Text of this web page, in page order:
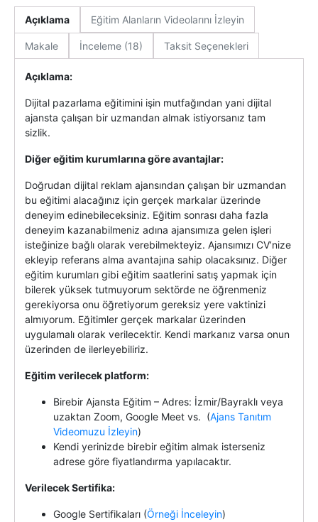
Açıklama Eğitim Alanların Videolarını İzleyin
Makale İnceleme (18) Taksit Seçenekleri
Açıklama:
Dijital pazarlama eğitimini işin mutfağından yani dijital
ajansta çalışan bir uzmandan almak istiyorsanız tam
sizlik.
Diğer eğitim kurumlarına göre avantajlar:
Doğrudan dijital reklam ajansından çalışan bir uzmandan
bu eğitimi alacağınız için gerçek markalar üzerinde
deneyim edinebileceksiniz. Eğitim sonrası daha fazla
deneyim kazanabilmeniz adına ajansımıza gelen işleri
isteğinize bağlı olarak verebilmekteyiz. Ajansımızı CV’nize
ekleyip referans alma avantajına sahip olacaksınız. Diğer
eğitim kurumları gibi eğitim saatlerini satış yapmak için
bilerek yüksek tutmuyorum sektörde ne öğrenmeniz
gerekiyorsa onu öğretiyorum gereksiz yere vaktinizi
almıyorum. Eğitimler gerçek markalar üzerinden
uygulamalı olarak verilecektir. Kendi markanız varsa onun
üzerinden de ilerleyebiliriz.
Eğitim verilecek platform:
Birebir Ajansta Eğitim – Adres: İzmir/Bayraklı veya
uzaktan Zoom, Google Meet vs. (Ajans Tanıtım
Videomuzu İzleyin)
Kendi yerinizde birebir eğitim almak isterseniz
adrese göre fiyatlandırma yapılacaktır.
Verilecek Sertifika:
Google Sertifikaları (Örneği İnceleyin)